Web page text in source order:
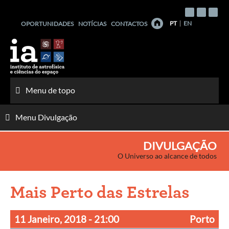
conteúdo
OPORTUNIDADES NOTÍCIAS CONTACTOS PT EN
Menu de topo
Menu Divulgação
DIVULGAÇÃO
O Universo ao alcance de todos
Mais Perto das Estrelas
11 Janeiro, 2018 - 21:00 Porto